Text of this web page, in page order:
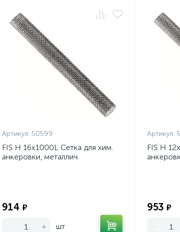
Артикул: 50599
FIS H 16х1000L Сетка для хим.
анкеровки, металлич.
914 ₽
- + шт
Артикул:
FIS H
953 ₽
-